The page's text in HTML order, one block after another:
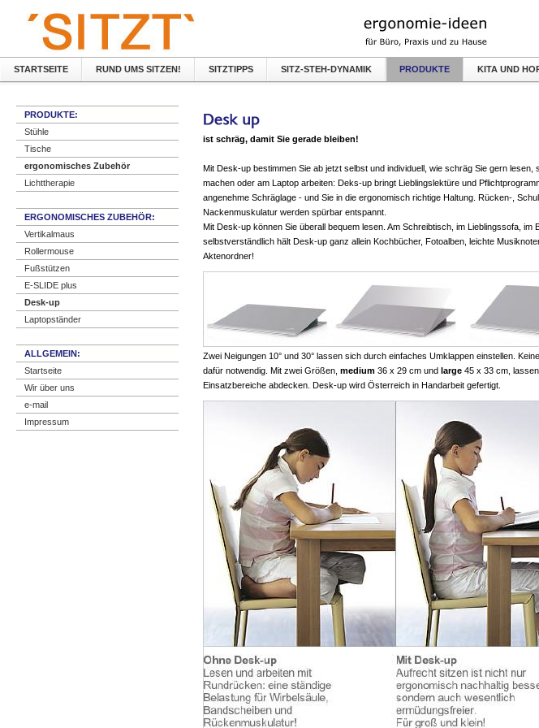
STARTSEITE RUND UMS SITZEN! SITZTIPPS SITZ-STEH-DYNAMIK PRODUKTE KITA UND
PRODUKTE:
Stühle
Tische
ergonomisches Zubehör
Lichttherapie
ERGONOMISCHES ZUBEHÖR:
Vertikalmaus
Rollermouse
Fußstützen
E-SLIDE plus
Desk-up
Laptopständer
ALLGEMEIN:
Startseite
Wir über uns
e-mail
Impressum
ist schräg, damit Sie gerade bleiben!
Mit Desk-up bestimmen Sie ab jetzt selbst und individuell, wie schräg Sie gern lesen,
machen oder am Laptop arbeiten: Deks-up bringt Lieblingslektüre und
angenehme Schräglage - und Sie in die ergonomisch richtige Haltung. Rücken-,
Nackenmuskulatur werden spürbar entspannt.
Mit Desk-up können Sie überall bequem lesen. Am Schreibtisch, im Lieblingssofa, im
selbstverständlich hält Desk-up ganz allein Kochbücher, Fotoalben, leichte
Aktenordner!
Zwei Neigungen 10° und 30° lassen sich durch einfaches Umklappen einstellen.
dafür notwendig. Mit zwei Größen, medium 36 x 29 cm und large 45 x 33 cm,
Einsatzbereiche abdecken. Desk-up wird Österreich in Handarbeit gefertigt.